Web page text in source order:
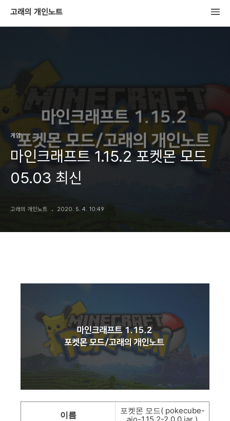
고래의 개인노트
게임
마인크래프트 1.15.2 포켓몬 모드
05.03 최신
고래의 개인노트 2020. 5. 4. 10:49
이름
포켓몬 모드( pokecube-